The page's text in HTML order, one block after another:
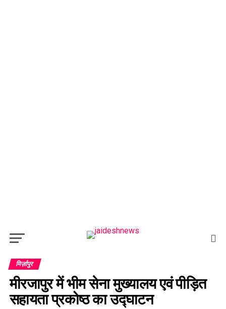
मिर्ज़ापुर
मीरजापुर में भीम सेना मुख्यालय एवं पीड़ित
सहायता प्रकोष्ठ का उद्घाटन